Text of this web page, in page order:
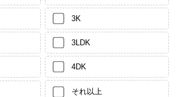
3K
3LDK
4DK
それ以上